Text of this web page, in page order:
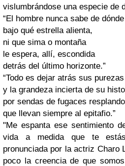
vislumbrándose una especie de
“El hombre nunca sabe de
bajo qué estrella alienta,
ni que sima o montaña
le espera, allí, escondida
detrás del último horizonte.”
“Todo es dejar atrás sus
y la grandeza incierta de su
por sendas de fugaces
que llevan siempre al epitafio.”
"Me espanta ese sentimiento
vida a medida que te
pronunciada por la actriz Charo
poco la creencia de que